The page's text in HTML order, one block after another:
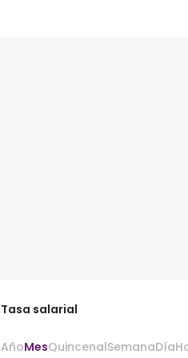
Tasa salarial
AñoMesQuincenalSemanaDía